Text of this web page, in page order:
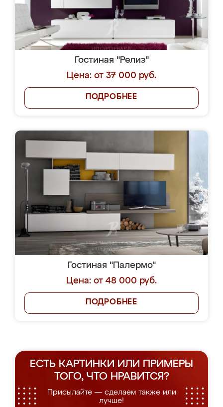
Гостиная "Релиз"
Цена: от 37 000 руб.
ПОДРОБНЕЕ
Гостиная "Палермо"
Цена: от 48 000 руб.
ПОДРОБНЕЕ
ЕСТЬ КАРТИНКИ ИЛИ ПРИМЕРЫ
ТОГО, ЧТО НРАВИТСЯ?
Присылайте — сделаем также или
лучше!